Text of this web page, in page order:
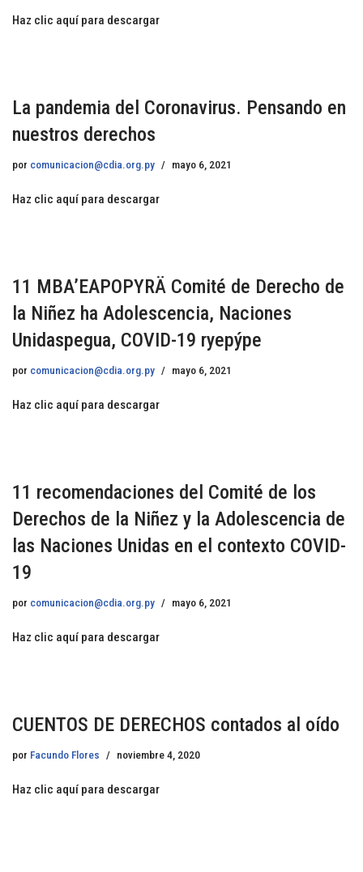
Haz clic aquí para descargar
La pandemia del Coronavirus. Pensando en
nuestros derechos
por comunicacion@cdia.org.py mayo 6, 2021
Haz clic aquí para descargar
11 MBA’EAPOPYRÄ Comité de Derecho de
la Niñez ha Adolescencia, Naciones
Unidaspegua, COVID-19 ryepýpe
por comunicacion@cdia.org.py mayo 6, 2021
Haz clic aquí para descargar
11 recomendaciones del Comité de los
Derechos de la Niñez y la Adolescencia de
las Naciones Unidas en el contexto COVID-
19
por comunicacion@cdia.org.py mayo 6, 2021
Haz clic aquí para descargar
CUENTOS DE DERECHOS contados al oído
por Facundo Flores noviembre 4, 2020
Haz clic aquí para descargar